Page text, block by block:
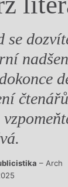
se
– Arch